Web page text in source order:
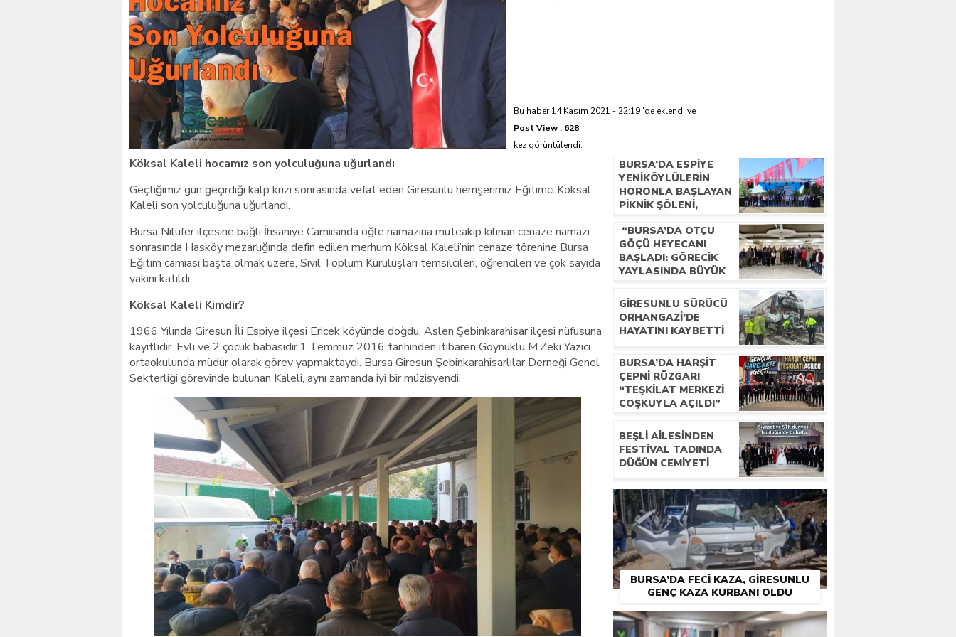
Giresunlu sürücü Orhangazi’de hayatını kaybetti
Bu haber 14 Kasım 2021 - 22:19 'de eklendi ve
Post View : 628
kez görüntülendi.
Köksal Kaleli hocamız son yolculuğuna uğurlandı
Geçtiğimiz gün geçirdiği kalp krizi sonrasında vefat eden Giresunlu hemşerimiz Eğitimci Köksal
Kaleli son yolculuğuna uğurlandı.
Bursa Nilüfer ilçesine bağlı İhsaniye Camiisinda öğle namazına müteakip kılınan cenaze namazı
sonrasında Hasköy mezarlığında defin edilen merhum Köksal Kaleli’nin cenaze törenine Bursa
Eğitim camiası başta olmak üzere, Sivil Toplum Kuruluşları temsilcileri, öğrencileri ve çok sayıda
yakını katıldı.
Köksal Kaleli Kimdir?
1966 Yılında Giresun İli Espiye ilçesi Ericek köyünde doğdu. Aslen Şebinkarahisar ilçesi nüfusuna
kayıtlıdır. Evli ve 2 çocuk babasıdır.1 Temmuz 2016 tarihinden itibaren Göynüklü M.Zeki Yazıcı
ortaokulunda müdür olarak görev yapmaktaydı. Bursa Giresun Şebinkarahisarlılar Derneği Genel
Sekterliği görevinde bulunan Kaleli, aynı zamanda iyi bir müzisyendi.
BURSA’DA ESPIYE
YENIKÖYLÜLERIN
HORONLA BAŞLAYAN
PIKNIK ŞÖLENI,
TEMELLERLE
TAÇLANDI
“BURSA’DA OTÇU
GÖÇÜ HEYECANI
BAŞLADI: GÖRECIK
YAYLASINDA BÜYÜK
GIRESUNLU SÜRÜCÜ
ORHANGAZI’DE
HAYATINI KAYBETTI
BURSA’DA HARŞIT
ÇEPNI RÜZGARI
“TEŞKILAT MERKEZI
COŞKUYLA AÇILDI”
BEŞLI AILESINDEN
FESTIVAL TADINDA
DÜĞÜN CEMIYETI
BURSA’DA FECI KAZA, GIRESUNLU
GENÇ KAZA KURBANI OLDU